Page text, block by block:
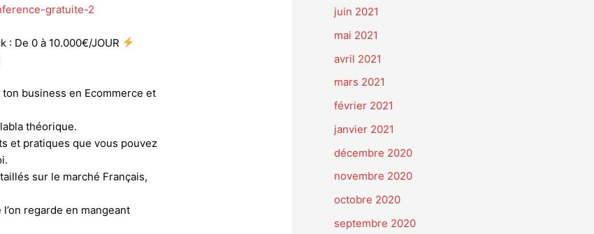
gratuite-2
: De 0 à 10.000€/JOUR
business en Ecommerce et
théorique.
et pratiques que vous pouvez
sur le marché Français,
regarde en mangeant
juin 2021
mai 2021
avril 2021
mars 2021
février 2021
janvier 2021
décembre 2020
novembre 2020
octobre 2020
septembre 2020